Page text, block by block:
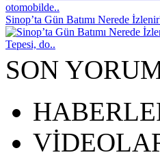
otomobilde..
Sinop’ta Gün Batımı Nerede
Tepesi, do..
SON